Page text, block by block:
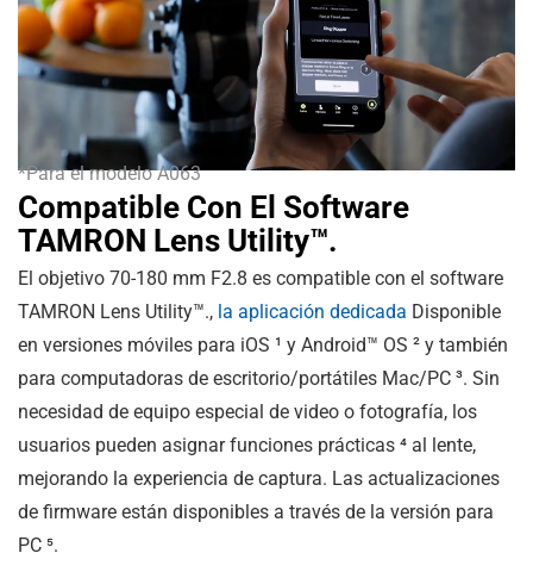
Compatible Con El Software
TAMRON Lens Utility™.
El objetivo 70-180 mm F2.8 es compatible con el software
TAMRON Lens Utility™., la aplicación dedicada Disponible
en versiones móviles para iOS ¹ y Android™ OS ² y también
para computadoras de escritorio/portátiles Mac/PC ³. Sin
necesidad de equipo especial de video o fotografía, los
usuarios pueden asignar funciones prácticas ⁴ al lente,
mejorando la experiencia de captura. Las actualizaciones
de firmware están disponibles a través de la versión para
PC ⁵.
*Para el modelo A063